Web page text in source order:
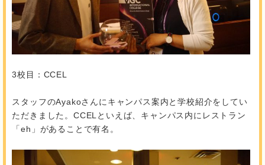
3校目：CCEL
スタッフのAyakoさんにキャンパス案内と学校紹介をしてい
ただきました。CCELといえば、キャンパス内にレストラン
「eh」があることで有名。